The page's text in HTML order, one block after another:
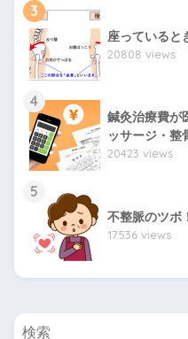
3
座っていると
20808 views
4
鍼灸治療費が
ッサージ・整
20423 views
5
不整脈のツボ
17536 views